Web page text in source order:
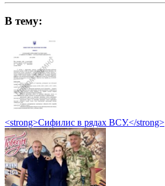
В тему:
<strong>Сифилис в рядах ВСУ.</strong>